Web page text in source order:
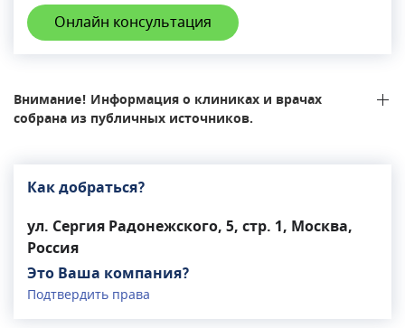
Онлайн консультация
Внимание! Информация о клиниках и врачах
собрана из публичных источников.
Как добраться?
ул. Сергия Радонежского, 5, стр. 1, Москва,
Россия
Это Ваша компания?
Подтвердить права